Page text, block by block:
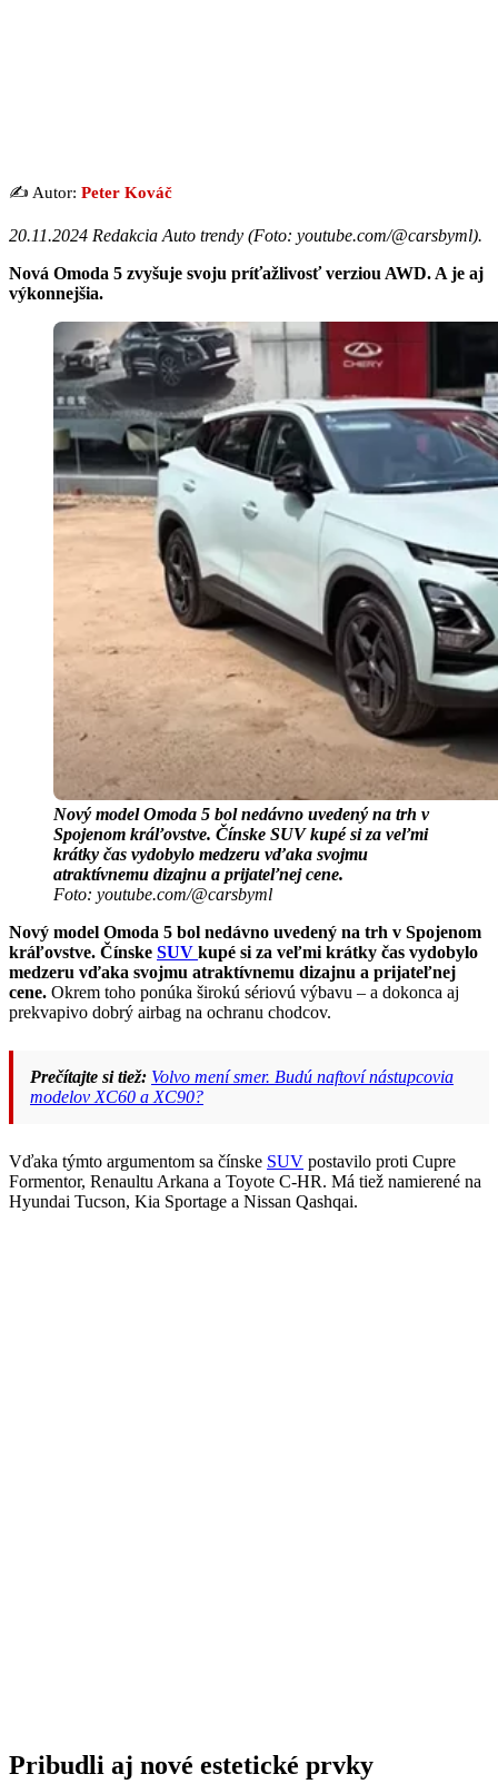
✍️ Autor: Peter Kováč
20.11.2024 Redakcia Auto trendy (Foto: youtube.com/@carsbyml).
Nová Omoda 5 zvyšuje svoju príťažlivosť verziou AWD. A je aj
výkonnejšia.
Nový model Omoda 5 bol nedávno uvedený na trh v
Spojenom kráľovstve. Čínske SUV kupé si za veľmi
krátky čas vydobylo medzeru vďaka svojmu
atraktívnemu dizajnu a prijateľnej cene.
Foto: youtube.com/@carsbyml
Nový model Omoda 5 bol nedávno uvedený na trh v Spojenom
kráľovstve. Čínske SUV kupé si za veľmi krátky čas vydobylo
medzeru vďaka svojmu atraktívnemu dizajnu a prijateľnej
cene. Okrem toho ponúka širokú sériovú výbavu – a dokonca aj
prekvapivo dobrý airbag na ochranu chodcov.
Prečítajte si tiež: Volvo mení smer. Budú naftoví nástupcovia
modelov XC60 a XC90?
Vďaka týmto argumentom sa čínske SUV postavilo proti Cupre
Formentor, Renaultu Arkana a Toyote C-HR. Má tiež namierené na
Hyundai Tucson, Kia Sportage a Nissan Qashqai.
Pribudli aj nové estetické prvky